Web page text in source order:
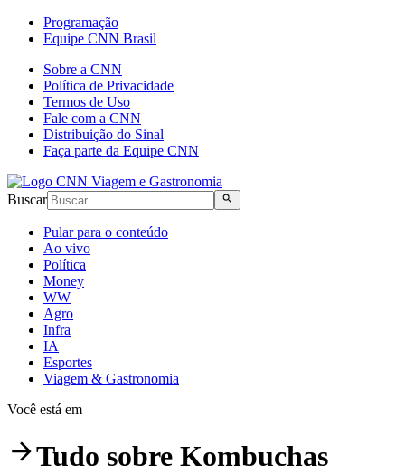
Programação
Equipe CNN Brasil
Sobre a CNN
Política de Privacidade
Termos de Uso
Fale com a CNN
Distribuição do Sinal
Faça parte da Equipe CNN
Buscar
Pular para o conteúdo
Ao vivo
Política
Money
WW
Agro
Infra
IA
Esportes
Viagem & Gastronomia
Você está em
Tudo sobre Kombuchas